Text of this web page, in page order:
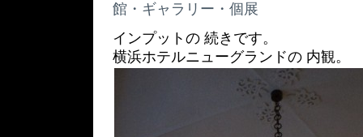
館・ギャラリー・個展
インプットの 続きです。
横浜ホテルニューグランドの 内観。